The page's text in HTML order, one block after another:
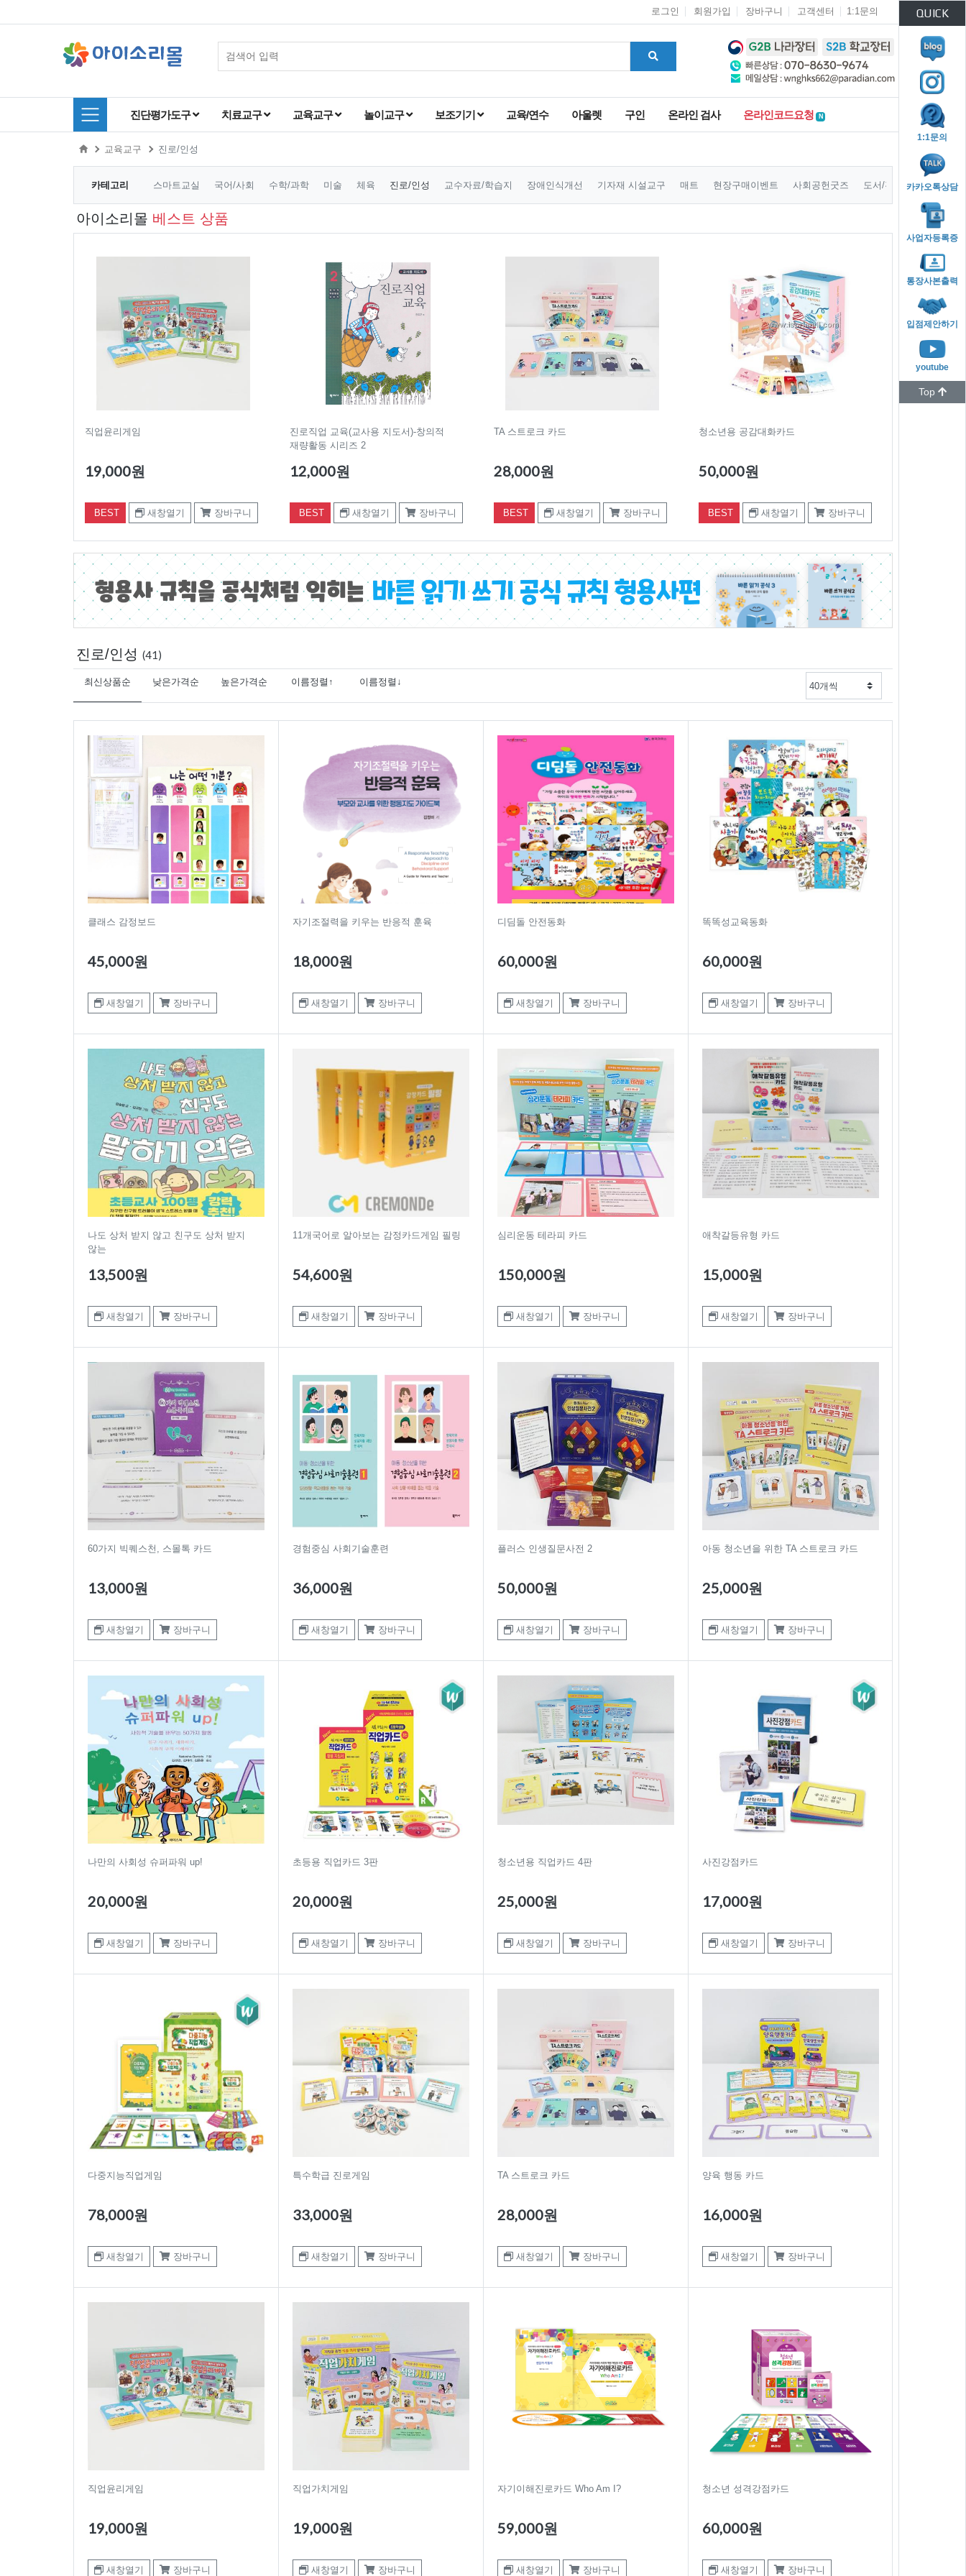
QUICK
1:1문의
카카오톡상담
사업자등록증
통장사본출력
입점제안하기
youtube
Top
로그인 회원가입 장바구니 고객센터 1:1문의
진단평가도구 치료교구 교육교구 놀이교구 보조기기 교육/연수 아울렛 구인 온라인 검사 온라인코드요청 N
교육교구 진로/인성
카테고리 스마트교실 국어/사회 수학/과학 미술 체육 진로/인성 교수자료/학습지 장애인식개선 기자재 시설교구 매트 현장구매이벤트 사회공헌굿즈 도서/전집
아이소리몰 베스트 상품
직업윤리게임
19,000원
BEST 새창열기 장바구니
진로직업 교육(교사용 지도서)-창의적
재량활동 시리즈 2
12,000원
BEST 새창열기 장바구니
TA 스트로크 카드
28,000원
BEST 새창열기 장바구니
청소년용 공감대화카드
50,000원
BEST 새창열기 장바구니
진로/인성 (41)
최신상품순 낮은가격순 높은가격순 이름정렬↑ 이름정렬↓
클래스 감정보드
45,000원
새창열기 장바구니
자기조절력을 키우는 반응적 훈육
18,000원
새창열기 장바구니
디딤돌 안전동화
60,000원
새창열기 장바구니
똑똑성교육동화
60,000원
새창열기 장바구니
나도 상처 받지 않고 친구도 상처 받지
않는
13,500원
새창열기 장바구니
11개국어로 알아보는 감정카드게임 필링
54,600원
새창열기 장바구니
심리운동 테라피 카드
150,000원
새창열기 장바구니
애착갈등유형 카드
15,000원
새창열기 장바구니
60가지 빅퀘스천, 스몰톡 카드
13,000원
새창열기 장바구니
경험중심 사회기술훈련
36,000원
새창열기 장바구니
플러스 인생질문사전 2
50,000원
새창열기 장바구니
아동 청소년을 위한 TA 스트로크 카드
25,000원
새창열기 장바구니
나만의 사회성 슈퍼파워 up!
20,000원
새창열기 장바구니
초등용 직업카드 3판
20,000원
새창열기 장바구니
청소년용 직업카드 4판
25,000원
새창열기 장바구니
사진강점카드
17,000원
새창열기 장바구니
다중지능직업게임
78,000원
새창열기 장바구니
특수학급 진로게임
33,000원
새창열기 장바구니
TA 스트로크 카드
28,000원
새창열기 장바구니
양육 행동 카드
16,000원
새창열기 장바구니
직업윤리게임
19,000원
새창열기 장바구니
직업가치게임
19,000원
새창열기 장바구니
자기이해진로카드 Who Am I?
59,000원
새창열기 장바구니
청소년 성격강점카드
60,000원
새창열기 장바구니